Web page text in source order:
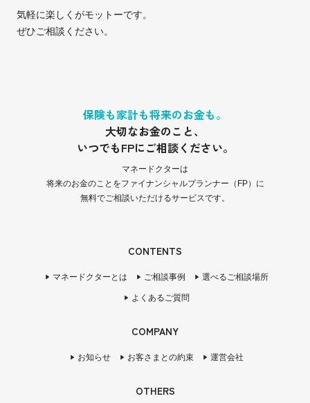
気軽に楽しくがモットーです。
ぜひご相談ください。
保険も家計も将来のお金も。
大切なお金のこと、
いつでもFPにご相談ください。
マネードクターは
将来のお金のことをファイナンシャルプランナー（FP）に
無料でご相談いただけるサービスです。
CONTENTS
マネードクターとは ご相談事例 選べるご相談場所
よくあるご質問
COMPANY
お知らせ お客さまとの約束 運営会社
OTHERS